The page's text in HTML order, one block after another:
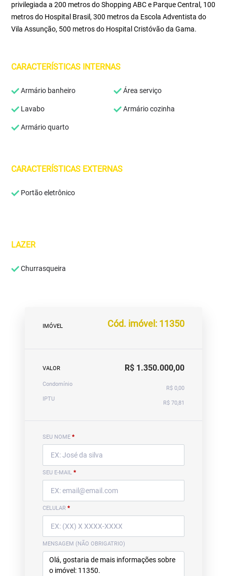
privilegiada a 200 metros do Shopping ABC e Parque Central, 100
metros do Hospital Brasil, 300 metros da Escola Adventista do
Vila Assunção, 500 metros do Hospital Cristóvão da Gama.
CARACTERÍSTICAS INTERNAS
Armário banheiro Área serviço
Lavabo Armário cozinha
Armário quarto
CARACTERÍSTICAS EXTERNAS
Portão eletrônico
LAZER
Churrasqueira
IMÓVEL Cód. imóvel: 11350
VALOR R$ 1.350.000,00
Condomínio
R$ 0,00
IPTU
R$ 70,81
SEU NOME *
SEU E-MAIL *
CELULAR *
MENSAGEM (NÃO OBRIGATRIO)